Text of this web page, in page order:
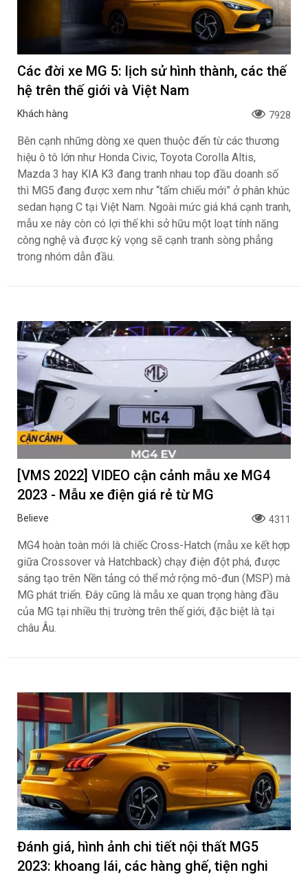
Các đời xe MG 5: lịch sử hình thành, các thế
hệ trên thế giới và Việt Nam
Khách hàng 7928
Bên cạnh những dòng xe quen thuộc đến từ các thương
hiệu ô tô lớn như Honda Civic, Toyota Corolla Altis,
Mazda 3 hay KIA K3 đang tranh nhau top đầu doanh số
thì MG5 đang được xem như “tấm chiếu mới” ở phân khúc
sedan hạng C tại Việt Nam. Ngoài mức giá khá cạnh tranh,
mẫu xe này còn có lợi thế khi sở hữu một loạt tính năng
công nghệ và được kỳ vọng sẽ cạnh tranh sòng phẳng
trong nhóm dẫn đầu.
[VMS 2022] VIDEO cận cảnh mẫu xe MG4
2023 - Mẫu xe điện giá rẻ từ MG
Believe 4311
MG4 hoàn toàn mới là chiếc Cross-Hatch (mẫu xe kết hợp
giữa Crossover và Hatchback) chạy điện đột phá, được
sáng tạo trên Nền tảng có thể mở rộng mô-đun (MSP) mà
MG phát triển. Đây cũng là mẫu xe quan trọng hàng đầu
của MG tại nhiều thị trường trên thế giới, đặc biệt là tại
châu Âu.
Đánh giá, hình ảnh chi tiết nội thất MG5
2023: khoang lái, các hàng ghế, tiện nghi